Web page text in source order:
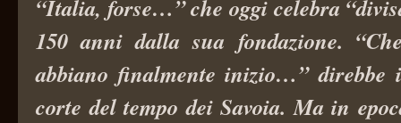
“Italia, forse…” che oggi celebra
150 anni dalla sua fondazione.
abbiano finalmente inizio…” direbbe
corte del tempo dei Savoia. Ma in